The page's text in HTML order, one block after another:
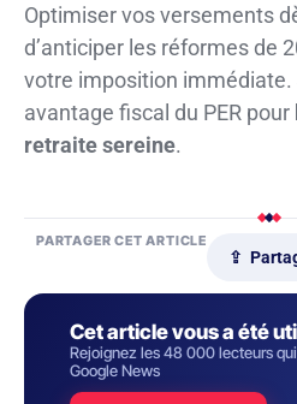
Optimiser vos versements
d’anticiper les réformes de
votre imposition immédiate.
avantage fiscal du PER pour
retraite sereine.
PARTAGER CET ARTICLE
⇪
Cet article vous a été
Rejoignez les 48 000 lecteurs
Google News